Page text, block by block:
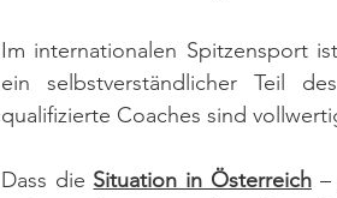
Im internationalen Spitzensport
ein selbstverständlicher Teil
qualifizierte Coaches sind
Dass die Situation in Österreich –